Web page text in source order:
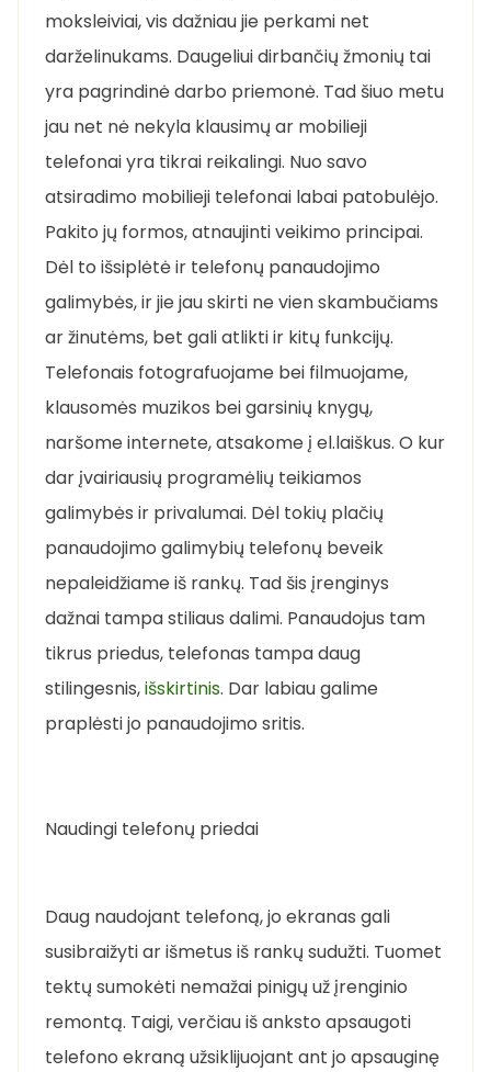
moksleiviai, vis dažniau jie perkami net
darželinukams. Daugeliui dirbančių žmonių tai
yra pagrindinė darbo priemonė. Tad šiuo metu
jau net nė nekyla klausimų ar mobilieji
telefonai yra tikrai reikalingi. Nuo savo
atsiradimo mobilieji telefonai labai patobulėjo.
Pakito jų formos, atnaujinti veikimo principai.
Dėl to išsiplėtė ir telefonų panaudojimo
galimybės, ir jie jau skirti ne vien skambučiams
ar žinutėms, bet gali atlikti ir kitų funkcijų.
Telefonais fotografuojame bei filmuojame,
klausomės muzikos bei garsinių knygų,
naršome internete, atsakome į el.laiškus. O kur
dar įvairiausių programėlių teikiamos
galimybės ir privalumai. Dėl tokių plačių
panaudojimo galimybių telefonų beveik
nepaleidžiame iš rankų. Tad šis įrenginys
dažnai tampa stiliaus dalimi. Panaudojus tam
tikrus priedus, telefonas tampa daug
stilingesnis,išskirtinis. Dar labiau galime
praplėsti jo panaudojimo sritis.
Naudingi telefonų priedai
Daug naudojant telefoną, jo ekranas gali
susibraižyti ar išmetus iš rankų sudužti. Tuomet
tektų sumokėti nemažai pinigų už įrenginio
remontą. Taigi, verčiau iš anksto apsaugoti
telefono ekraną užsiklijuojant ant jo apsauginę